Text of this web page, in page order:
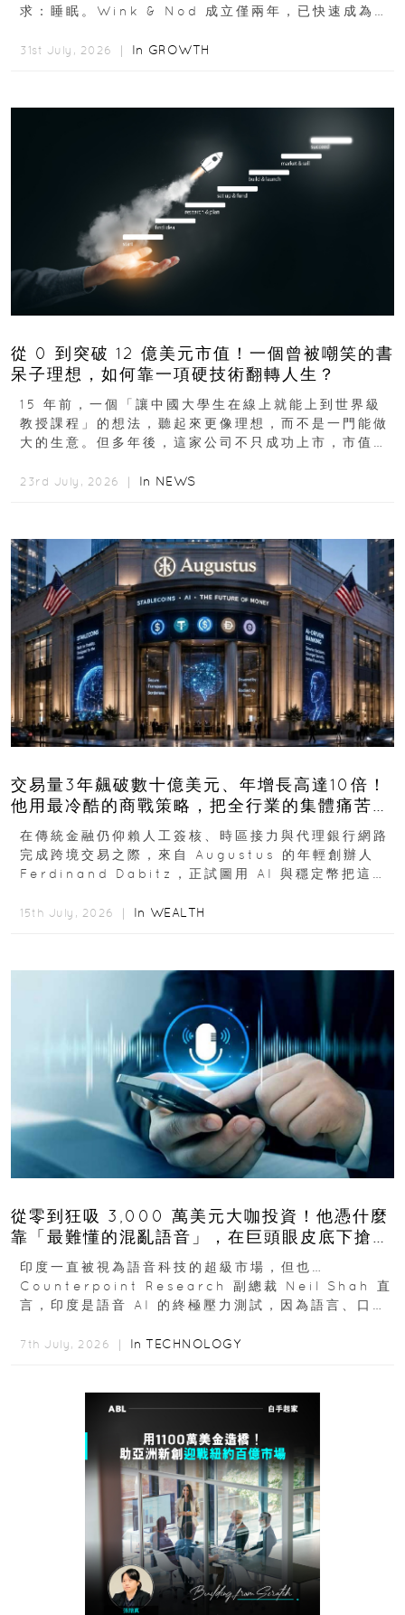
求：睡眠。Wink & Nod 成立僅兩年，已快速成為印
31st July, 2026 ｜ In GROWTH
從 0 到突破 12 億美元市值！一個曾被嘲笑的書
呆子理想，如何靠一項硬技術翻轉人生？
15 年前，一個「讓中國大學生在線上就能上到世界級
教授課程」的想法，聽起來更像理想，而不是一門能做
大的生意。但多年後，這家公司不只成功上市，市值更
23rd July, 2026 ｜ In NEWS
交易量3年飆破數十億美元、年增長高達10倍！
他用最冷酷的商戰策略，把全行業的集體痛苦榨
成百億金庫
在傳統金融仍仰賴人工簽核、時區接力與代理銀行網路
完成跨境交易之際，來自 Augustus 的年輕創辦人
Ferdinand Dabitz，正試圖用 AI 與穩定幣把這套
15th July, 2026 ｜ In WEALTH
從零到狂吸 3,000 萬美元大咖投資！他憑什麼
靠「最難懂的混亂語音」，在巨頭眼皮底下搶下
十億人市場？
印度一直被視為語音科技的超級市場，但也…
Counterpoint Research 副總裁 Neil Shah 直
言，印度是語音 AI 的終極壓力測試，因為語言、口音
7th July, 2026 ｜ In TECHNOLOGY